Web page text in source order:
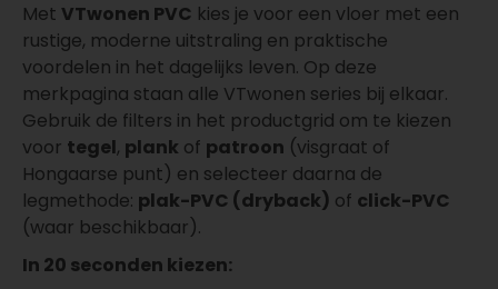
Met VTwonen PVC kies je voor een vloer met een
rustige, moderne uitstraling en praktische
voordelen in het dagelijks leven. Op deze
merkpagina staan alle VTwonen series bij elkaar.
Gebruik de filters in het productgrid om te kiezen
voor tegel, plank of patroon (visgraat of
Hongaarse punt) en selecteer daarna de
legmethode: plak-PVC (dryback) of click-PVC
(waar beschikbaar).
In 20 seconden kiezen: